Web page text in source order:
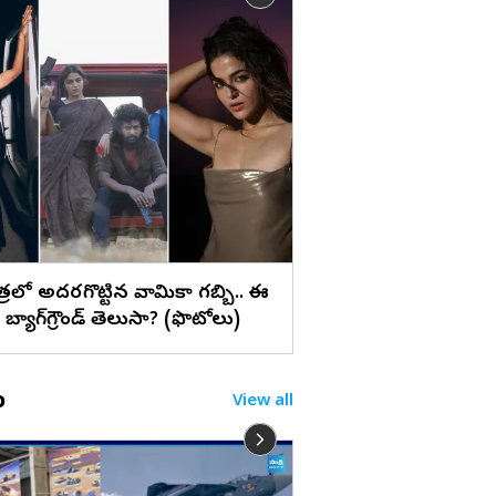
అదరగొట్టిన వామికా గబ్బి.. ఈ
బ్యాగ్‌గ్రౌండ్‌ తెలుసా? (ఫొటోలు)
View all